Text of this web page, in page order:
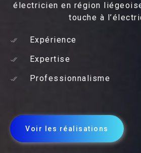
électricien en région
touche à
Expérience
Expertise
Professionnalisme
Voir les réalisations